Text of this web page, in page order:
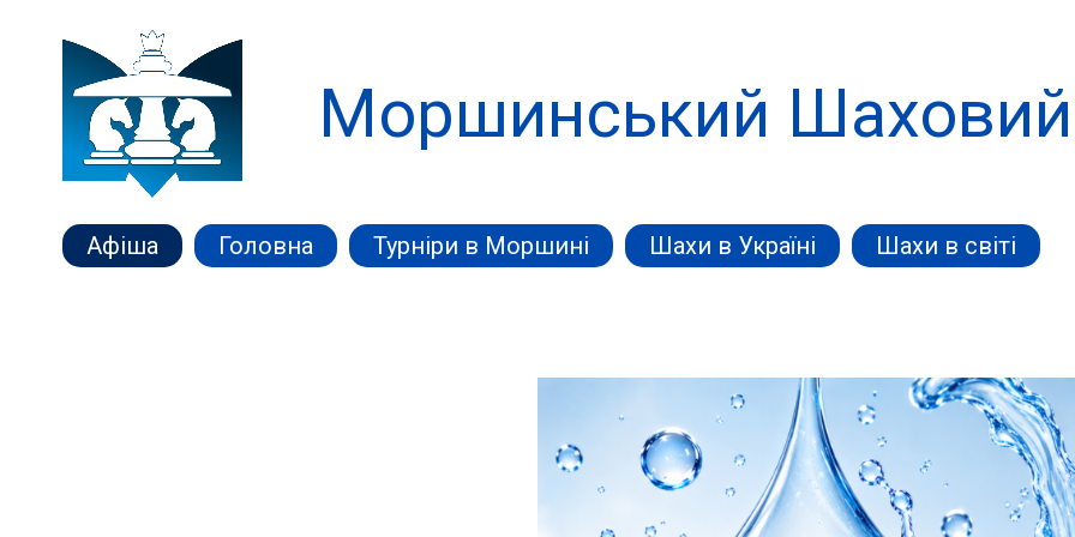
Моршинський
Афіша Головна Турніри в Моршині Шахи в Україні Шахи в світі